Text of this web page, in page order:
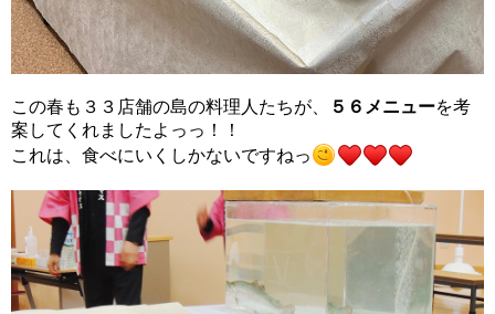
この春も３３店舗の島の料理人たちが、 ５６メニューを考
案してくれましたよっっ！！
これは、食べにいくしかないですねっ